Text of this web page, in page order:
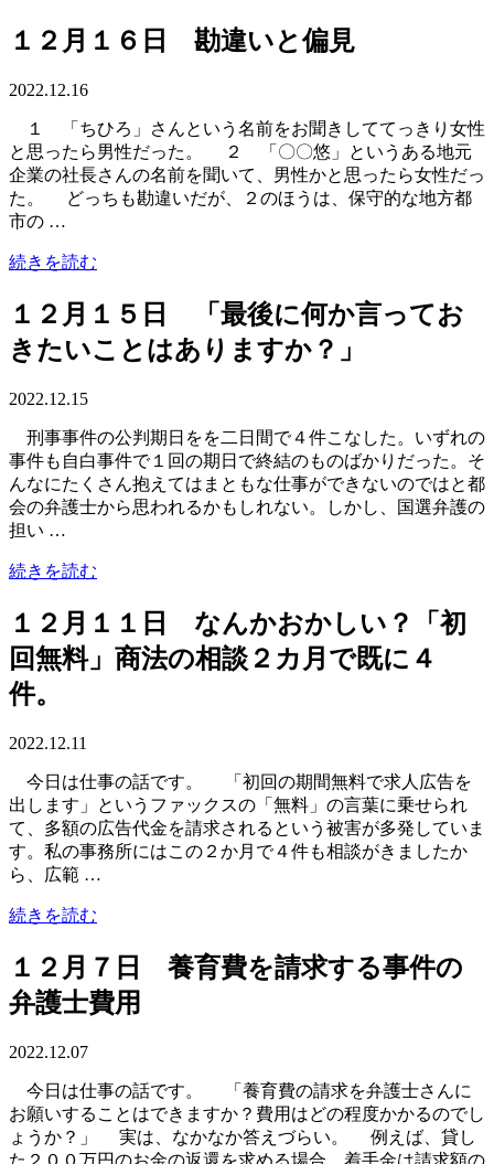
１２月１６日 勘違いと偏見
2022.12.16
１ 「ちひろ」さんという名前をお聞きしててっきり女性
と思ったら男性だった。 ２ 「〇〇悠」というある地元
企業の社長さんの名前を聞いて、男性かと思ったら女性だっ
た。 どっちも勘違いだが、２のほうは、保守的な地方都
市の …
続きを読む
１２月１５日 「最後に何か言ってお
きたいことはありますか？」
2022.12.15
刑事事件の公判期日をを二日間で４件こなした。いずれの
事件も自白事件で１回の期日で終結のものばかりだった。そ
んなにたくさん抱えてはまともな仕事ができないのではと都
会の弁護士から思われるかもしれない。しかし、国選弁護の
担い …
続きを読む
１２月１１日 なんかおかしい？「初
回無料」商法の相談２カ月で既に４
件。
2022.12.11
今日は仕事の話です。 「初回の期間無料で求人広告を
出します」というファックスの「無料」の言葉に乗せられ
て、多額の広告代金を請求されるという被害が多発していま
す。私の事務所にはこの２か月で４件も相談がきましたか
ら、広範 …
続きを読む
１２月７日 養育費を請求する事件の
弁護士費用
2022.12.07
今日は仕事の話です。 「養育費の請求を弁護士さんに
お願いすることはできますか？費用はどの程度かかるのでし
ょうか？」 実は、なかなか答えづらい。 例えば、貸し
た２００万円のお金の返還を求める場合、着手金は請求額の